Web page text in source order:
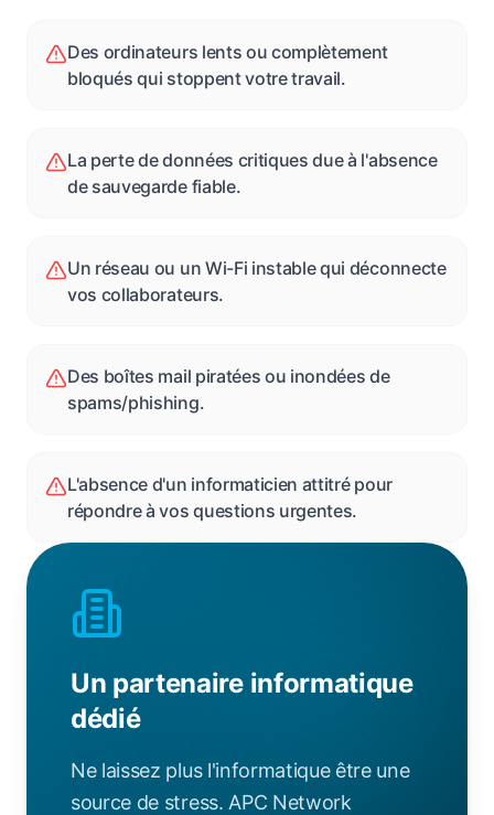
Des ordinateurs lents ou complètement
bloqués qui stoppent votre travail.
La perte de données critiques due à l'absence
de sauvegarde fiable.
Un réseau ou un Wi-Fi instable qui déconnecte
vos collaborateurs.
Des boîtes mail piratées ou inondées de
spams/phishing.
L'absence d'un informaticien attitré pour
répondre à vos questions urgentes.
Un partenaire informatique
dédié
Ne laissez plus l'informatique être une
source de stress. APC Network